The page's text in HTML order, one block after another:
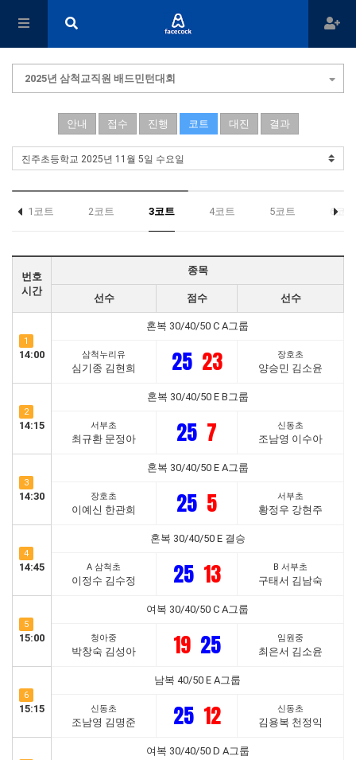
2025년 삼척교직원 배드민턴대회
안내 접수 진행 코트 대진 결과
1코트 2코트 3코트 4코트 5코트 6코트
번호
시간
종목
선수 점수 선수
1
14:00
혼복 30/40/50 C A그룹
삼척누리유
심기종 김현희 25 23 장호초
양승민 김소윤
2
14:15
혼복 30/40/50 E B그룹
서부초
최규환 문정아 25 7 신동초
조남영 이수아
3
14:30
혼복 30/40/50 E A그룹
장호초
이예신 한관희 25 5 서부초
황정우 강현주
4
14:45
혼복 30/40/50 E 결승
A 삼척초
이정수 김수정 25 13 B 서부초
구태서 김남숙
5
15:00
여복 30/40/50 C A그룹
청아중
박창숙 김성아 19 25 임원중
최은서 김소윤
6
15:15
남복 40/50 E A그룹
신동초
조남영 김명준 25 12 신동초
김용복 천정익
여복 30/40/50 D A그룹